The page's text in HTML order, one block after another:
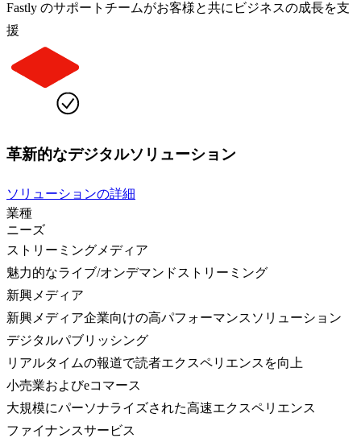
Fastly のサポートチームがお客様と共にビジネスの成長を支
援
革新的なデジタルソリューション
ソリューションの詳細
業種
ニーズ
ストリーミングメディア
魅力的なライブ/オンデマンドストリーミング
新興メディア
新興メディア企業向けの高パフォーマンスソリューション
デジタルパブリッシング
リアルタイムの報道で読者エクスペリエンスを向上
小売業およびeコマース
大規模にパーソナライズされた高速エクスペリエンス
ファイナンスサービス